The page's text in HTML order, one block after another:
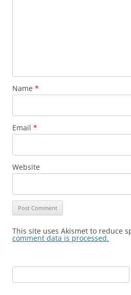
Name *
Email *
Website
This site uses Akismet to reduce
comment data is processed.
for: